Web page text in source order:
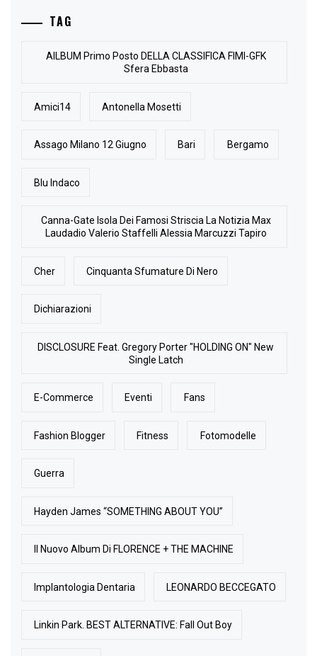
TAG
AlLBUM Primo Posto DELLA CLASSIFICA FIMI-GFK
Sfera Ebbasta
Amici14 Antonella Mosetti
Assago Milano 12 Giugno Bari Bergamo
Blu Indaco
Canna-Gate Isola Dei Famosi Striscia La Notizia Max
Laudadio Valerio Staffelli Alessia Marcuzzi Tapiro
Cher Cinquanta Sfumature Di Nero
Dichiarazioni
DISCLOSURE Feat. Gregory Porter "HOLDING ON" New
Single Latch
E-Commerce Eventi Fans
Fashion Blogger Fitness Fotomodelle
Guerra
Hayden James “SOMETHING ABOUT YOU”
Il Nuovo Album Di FLORENCE + THE MACHINE
Implantologia Dentaria LEONARDO BECCEGATO
Linkin Park. BEST ALTERNATIVE: Fall Out Boy